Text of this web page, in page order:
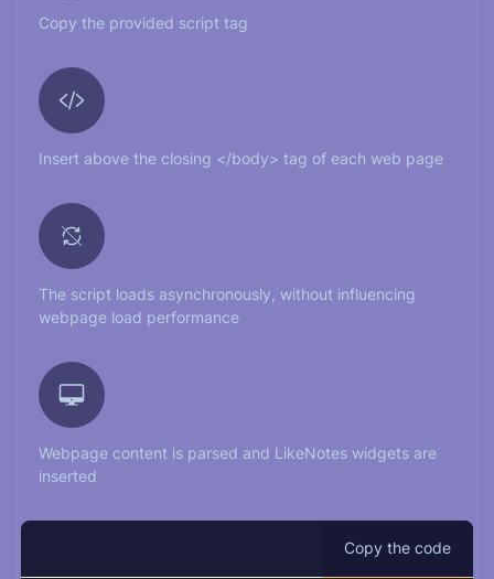
Copy the provided script tag
Insert above the closing </body> tag of each web page
The script loads asynchronously, without influencing
webpage load performance
Webpage content is parsed and LikeNotes widgets are
inserted
Copy the code